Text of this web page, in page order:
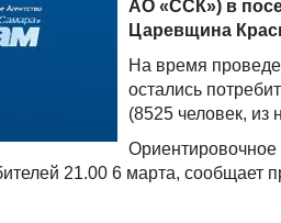
АО «ССК») в
Царевщина
На время
остались
(8525 человек, из
21.00 6 марта, сообщает